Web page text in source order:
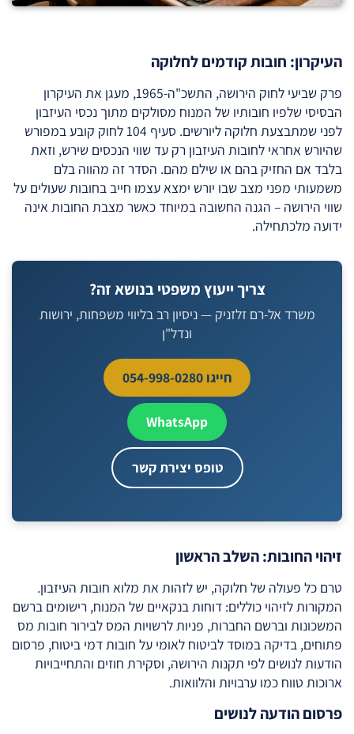
העיקרון: חובות קודמים לחלוקה
פרק שביעי לחוק הירושה, התשכ"ה-1965, מעגן את העיקרון
הבסיסי שלפיו חובותיו של המנוח מסולקים מתוך נכסי העיזבון
לפני שמתבצעת חלוקה ליורשים. סעיף 104 לחוק קובע במפורש
שהיורש אחראי לחובות העיזבון רק עד שווי הנכסים שירש, וזאת
בלבד אם החזיק בהם או שילם מהם. הסדר זה מהווה בלם
משמעותי מפני מצב שבו יורש ימצא עצמו חייב בחובות שעולים על
שווי הירושה – הגנה החשובה במיוחד כאשר מצבת החובות אינה
ידועה מלכתחילה.
צריך ייעוץ משפטי בנושא זה?
משרד אל-רם זלזניק — ניסיון רב בליווי משפחות, ירושות
ונדל"ן
חייגו 054-998-0280
WhatsApp
טופס יצירת קשר
זיהוי החובות: השלב הראשון
טרם כל פעולה של חלוקה, יש לזהות את מלוא חובות העיזבון.
המקורות לזיהוי כוללים: דוחות בנקאיים של המנוח, רישומים ברשם
המשכונות וברשם החברות, פניות לרשויות המס לבירור חובות מס
פתוחים, בדיקה במוסד לביטוח לאומי על חובות דמי ביטוח, פרסום
הודעות לנושים לפי תקנות הירושה, וסקירת חוזים והתחייבויות
ארוכות טווח כמו ערבויות והלוואות.
פרסום הודעה לנושים